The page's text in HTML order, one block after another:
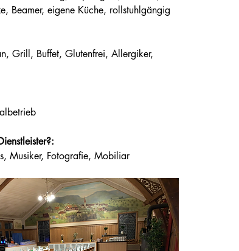
Beamer, eigene Küche, rollstuhlgängig
Grill, Buffet, Glutenfrei, Allergiker,
Musiker, Fotografie, Mobiliar